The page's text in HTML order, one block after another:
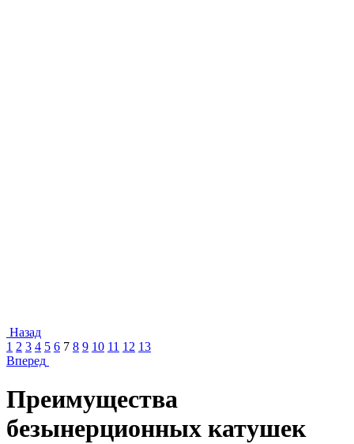
Назад
1 2 3 4 5 6 7 8 9 10 11 12 13
Вперед
Преимущества
безынерционных катушек